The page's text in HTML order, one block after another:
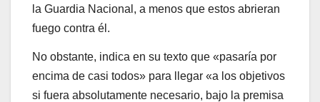
la Guardia Nacional, a menos que estos abrieran
fuego contra él.
No obstante, indica en su texto que «pasaría por
encima de casi todos» para llegar «a los objetivos
si fuera absolutamente necesario, bajo la premisa